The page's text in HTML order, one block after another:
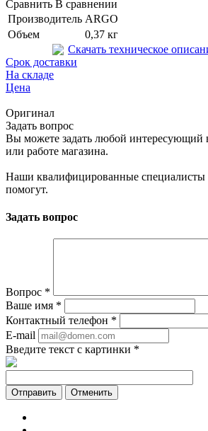
Сравнить В сравнении
Производитель ARGO
Объем
0,37 кг
Скачать техническое
Срок доставки
На складе
Цена
Оригинал
Задать вопрос
Вы можете задать любой интересующий
или работе магазина.
Наши квалифицированные специалисты
помогут.
Задать вопрос
Вопрос *
Ваше имя *
Контактный телефон *
E-mail
Введите текст с картинки *
Отменить